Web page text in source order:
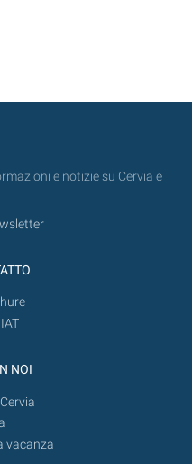
e notizie su Cervia e
NOI
vacanza